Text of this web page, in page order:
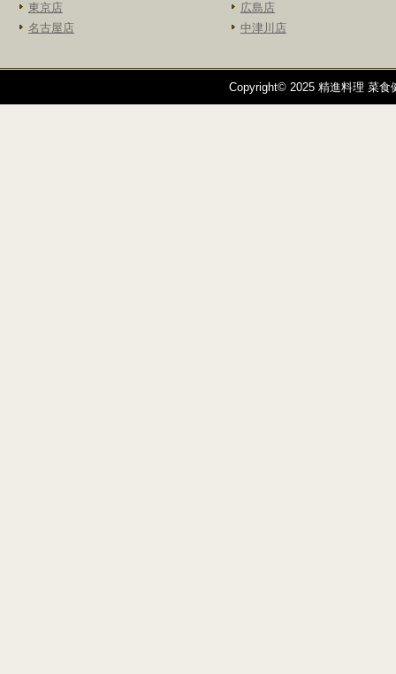
東京店
名古屋店
広島店
中津川店
Copyright© 2025 精進料理 菜